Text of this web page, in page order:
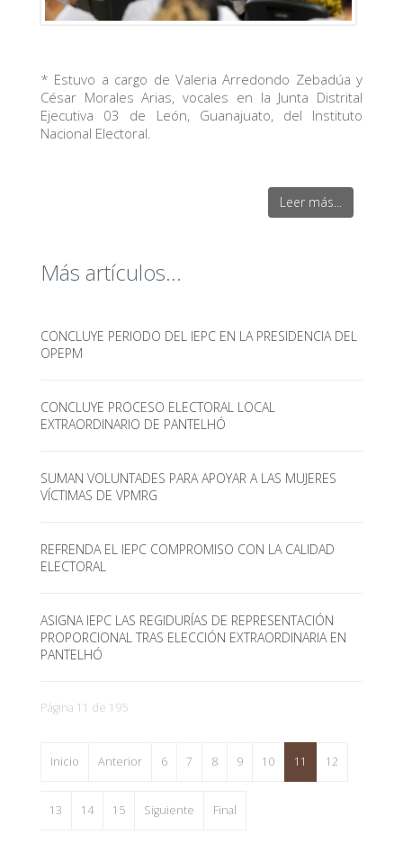
* Estuvo a cargo de Valeria Arredondo Zebadúa y
César Morales Arias, vocales en la Junta Distrital
Ejecutiva 03 de León, Guanajuato, del Instituto
Nacional Electoral.
Leer más...
Más artículos...
CONCLUYE PERIODO DEL IEPC EN LA PRESIDENCIA DEL
OPEPM
CONCLUYE PROCESO ELECTORAL LOCAL
EXTRAORDINARIO DE PANTELHÓ
SUMAN VOLUNTADES PARA APOYAR A LAS MUJERES
VÍCTIMAS DE VPMRG
REFRENDA EL IEPC COMPROMISO CON LA CALIDAD
ELECTORAL
ASIGNA IEPC LAS REGIDURÍAS DE REPRESENTACIÓN
PROPORCIONAL TRAS ELECCIÓN EXTRAORDINARIA EN
PANTELHÓ
Página 11 de 195
Inicio Anterior 6 7 8 9 10 11 12
13 14 15 Siguiente Final